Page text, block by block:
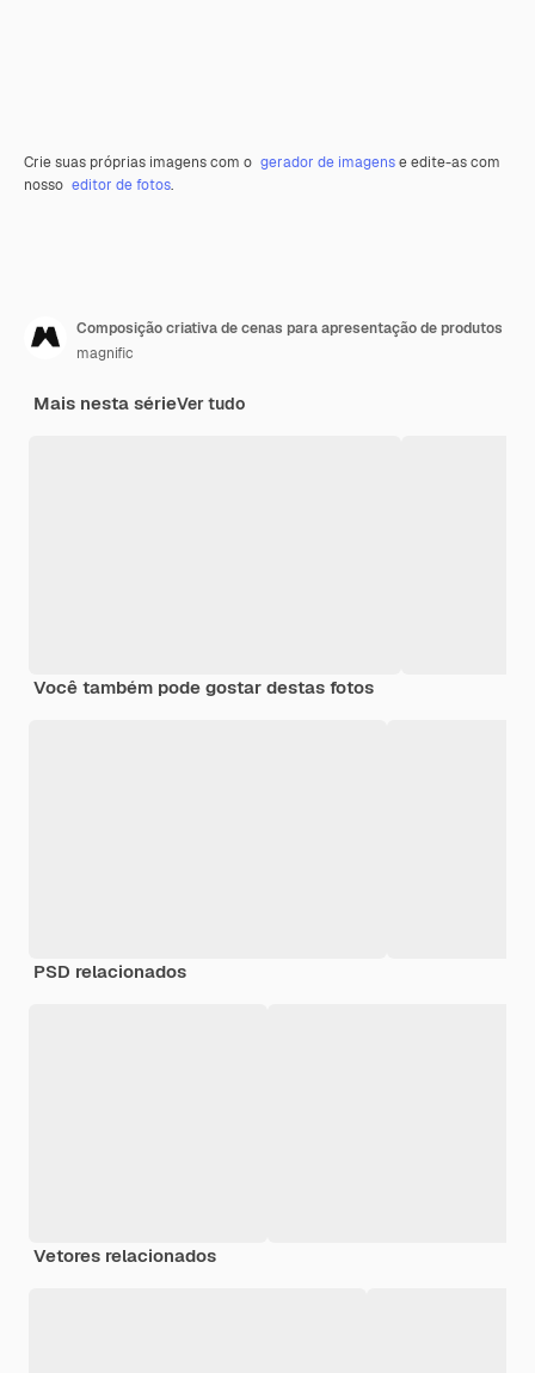
Crie suas próprias imagens com o gerador de imagense edite-as com
nosso editor de fotos.
Composição criativa de cenas para apresentação de produtos
magnific
Mais nesta sérieVer tudo
Você também pode gostar destas fotos
PSD relacionados
Vetores relacionados